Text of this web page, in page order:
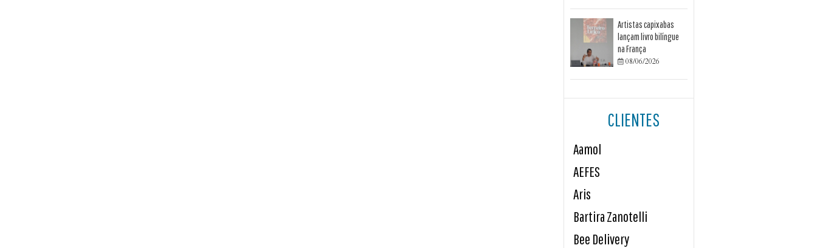
Artistas capixabas
lançam livro bilíngue
na França
 08/06/2026
CLIENTES
Aamol
AEFES
Aris
Bartira Zanotelli
Bee Delivery